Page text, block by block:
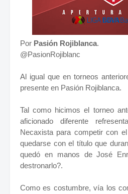
Por Pasión Rojiblanca.
@PasionRojiblanc
Al igual que en torneos
presente en Pasión Rojiblanca.
Tal como hicimos el torneo
aficionado diferente
Necaxista para competir con
quedarse con el título que
quedó en manos de José
destronarlo?.
Como es costumbre, vía los